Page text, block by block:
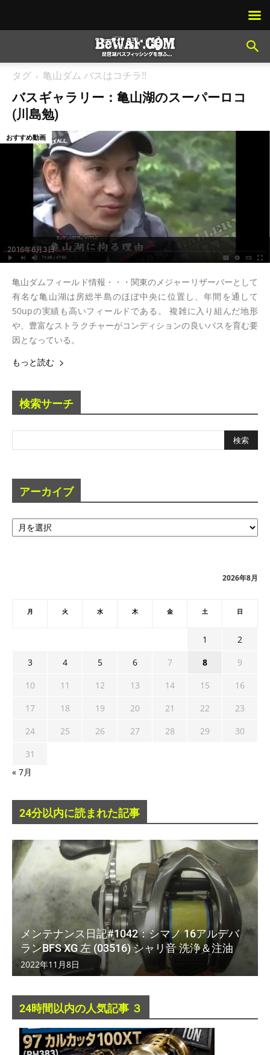
タグ 亀山ダム バスはコチラ!!
バスギャラリー：亀山湖のスーパーロコ
(川島勉)
2016年6月3日
おすすめ動画
亀山ダムフィールド情報・・・関東のメジャーリザーバーとして
有名な亀山湖は房総半島のほぼ中央に位置し、年間を通して
50upの実績も高いフィールドである。 複雑に入り組んだ地形
や、豊富なストラクチャーがコンディションの良いバスを育む要
因となっている。
もっと読む
検索サーチ
アーカイブ
ア
ー
2026年8月
月 火 水 木 金 土 日
1
2
3
4 5 6 7 8
9
10
11 12 13 14 15
16
17
18 19 20 21 22
23
24
25 26 27 28 29
30
31
« 7月
24分以内に読まれた記事
メンテナンス日記#1042：シマノ 16アルデバ
ランBFS XG 左 (03516) シャリ音 洗浄＆注油
2022年11月8日
24時間以内の人気記事 ３